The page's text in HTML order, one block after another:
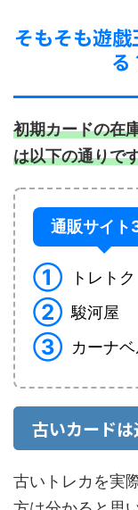
そもそも遊
る
初期カードの在
は以下の通りで
通販サイト
① トレトク
② 駿河屋
③ カーナ
古いカード
古いトレカを実